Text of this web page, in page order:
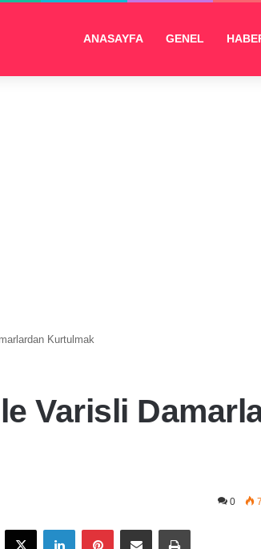
ANASAYFA GENEL
Kurtulmak
Varisli
0
X LinkedInPinterestE-Posta ile paylaş Yazdır